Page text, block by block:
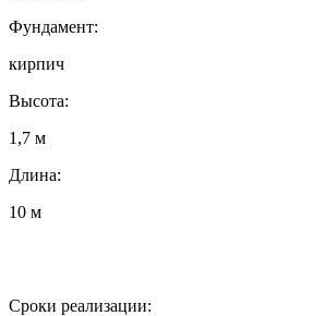
Фундамент:
кирпич
Высота:
1,7 м
Длина:
10 м
Сроки реализации: